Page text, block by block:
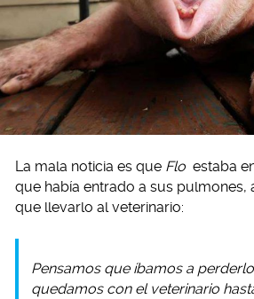
La mala noticia es que Flo estaba
que había entrado a sus pulmones,
que llevarlo al veterinario:
Pensamos que íbamos a
quedamos con el veterinario